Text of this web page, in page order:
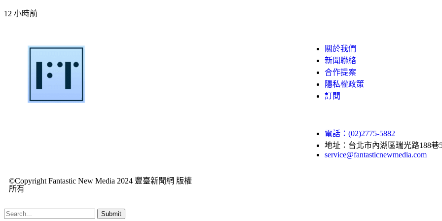
12 小時前
關於我們
新聞聯絡
合作提案
隱私權政策
訂閱
電話：(02)2775-5882
地址：台北市內湖區瑞光路188巷
service@fantasticnewmedia.com
©Copyright Fantastic New Media 2024 豐臺新聞網 版權
所有
Submit